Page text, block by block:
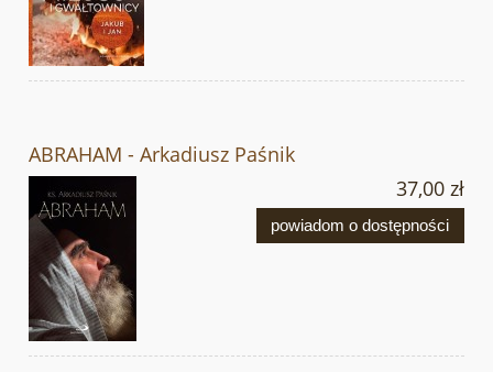
ABRAHAM - Arkadiusz Paśnik
37,00 zł
powiadom o dostępności